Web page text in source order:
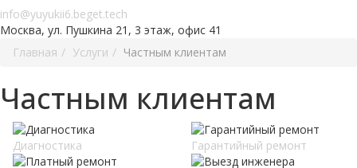
info@yuyukii6.beget.tech
Москва, ул. Пушкина 21, 3 этаж, офис 41
Главная
Услуги Частным клиентам
Частным клиентам
Диагностика Гарантийный ремонт